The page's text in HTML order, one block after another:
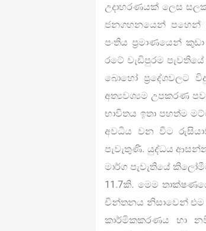
උදාහරණයක් ලෙස
ජනගහනයෙන් පහෙන්
පංතිය ප්‍රමාණයෙන්
රටේ වැඩිපුරම
බොහෝ ප්‍රදේශවලට
අත්‍යවශ්‍යම උපකරණ
භාවිතය ඉතා පහත්ම
අවධිය වන විට
පැවැතුණි. යුද්ධය
මාර්ග පැවැතියේ
11.7කි. මෙම
චින්තනය නිසාවෙන් එම
කාර්මිකකරණය හා